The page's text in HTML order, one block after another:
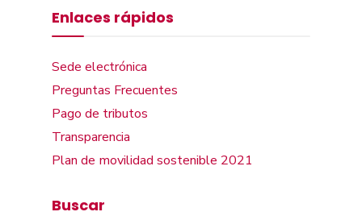
Enlaces rápidos
Sede electrónica
Preguntas Frecuentes
Pago de tributos
Transparencia
Plan de movilidad sostenible 2021
Buscar